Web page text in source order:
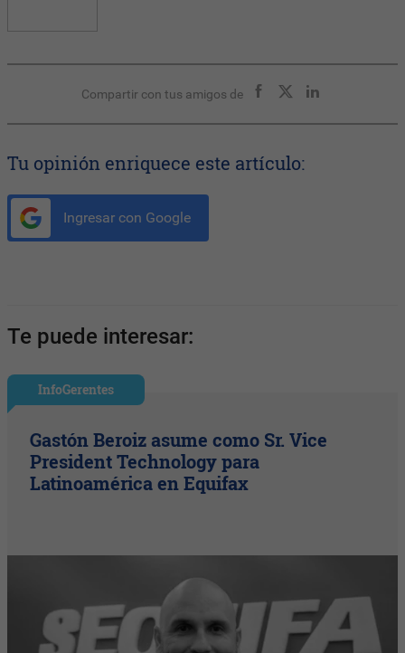
Compartir con tus amigos de
Tu opinión enriquece este artículo:
Ingresar con Google
Te puede interesar:
InfoGerentes
Gastón Beroiz asume como Sr. Vice
President Technology para
Latinoamérica en Equifax